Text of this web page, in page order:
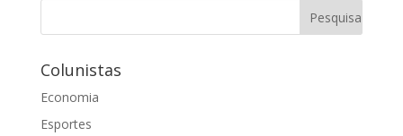
Colunistas
Economia
Esportes